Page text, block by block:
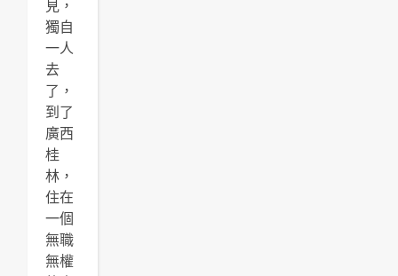
見，
獨自
一人
去
了，
到了
廣西
桂
林，
住在
一個
無職
無權